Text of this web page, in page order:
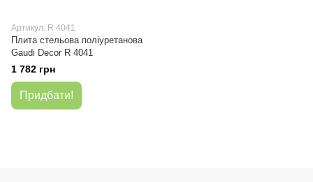
Артикул: R 4041
Плита стельова поліуретанова
Gaudi Decor R 4041
1 782 грн
Придбати!